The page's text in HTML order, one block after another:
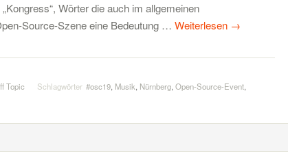
Wörter die auch im allgemeinen
Source-Szene eine Bedeutung … Weiterlesen →
Topic Schlagwörter #osc19, Musik, Nürnberg, Open-Source-Event,